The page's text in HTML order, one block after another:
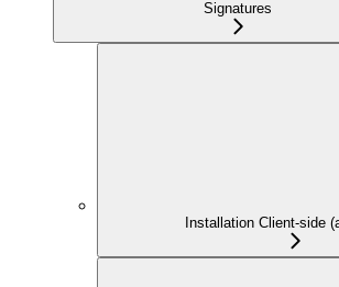
Signatures
Installation Client-side